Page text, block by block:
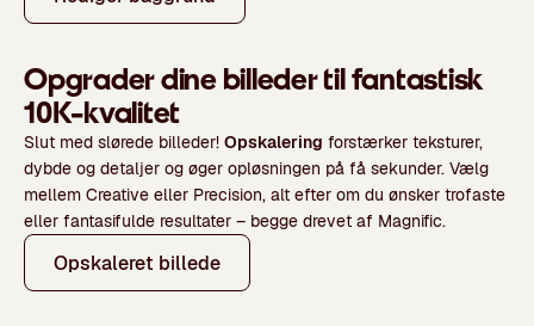
Opgrader dine billeder til fantastisk
10K-kvalitet
Slut med slørede billeder! Opskalering forstærker teksturer,
dybde og detaljer og øger opløsningen på få sekunder. Vælg
mellem Creative eller Precision, alt efter om du ønsker trofaste
eller fantasifulde resultater – begge drevet af Magnific.
Opskaleret billede